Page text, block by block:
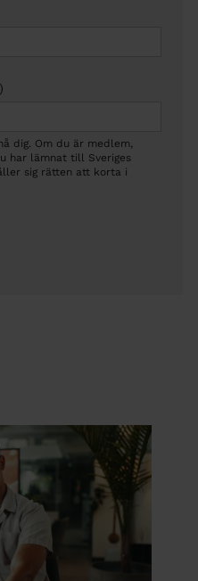
dig. Om du är medlem,
har lämnat till Sveriges
sig rätten att korta i